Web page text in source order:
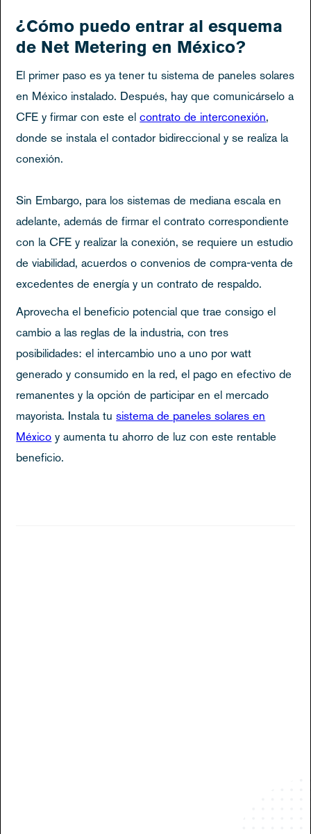
¿Cómo puedo entrar al esquema
de Net Metering en México?
El primer paso es ya tener tu sistema de paneles solares
en México instalado. Después, hay que comunicárselo a
CFE y firmar con este elcontrato de interconexión,
donde se instala el contador bidireccional y se realiza la
conexión.
Sin Embargo, para los sistemas de mediana escala en
adelante, además de firmar el contrato correspondiente
con la CFE y realizar la conexión, se requiere un estudio
de viabilidad, acuerdos o convenios de compra-venta de
excedentes de energía y un contrato de respaldo.
Aprovecha el beneficio potencial que trae consigo el
cambio a las reglas de la industria, con tres
posibilidades: el intercambio uno a uno por watt
generado y consumido en la red, el pago en efectivo de
remanentes y la opción de participar en el mercado
mayorista. Instala tusistema de paneles solares en
México y aumenta tu ahorro de luz con este rentable
beneficio.